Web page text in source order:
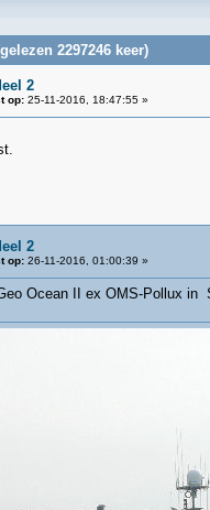
2297246 keer)
2
op:25-11-2016, 18:47:55 »
2
op:26-11-2016, 01:00:39 »
Ocean II ex OMS-Pollux in